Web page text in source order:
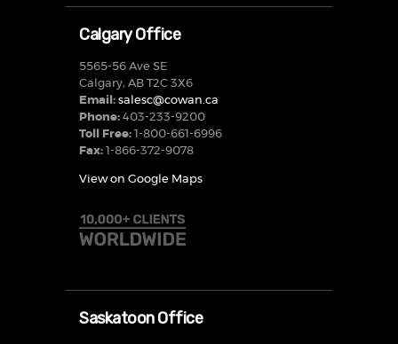
Calgary Office
5565-56 Ave SE
Calgary, AB T2C 3X6
Email: salesc@cowan.ca
Phone: 403-233-9200
Toll Free: 1-800-661-6996
Fax: 1-866-372-9078
View on Google Maps
Saskatoon Office